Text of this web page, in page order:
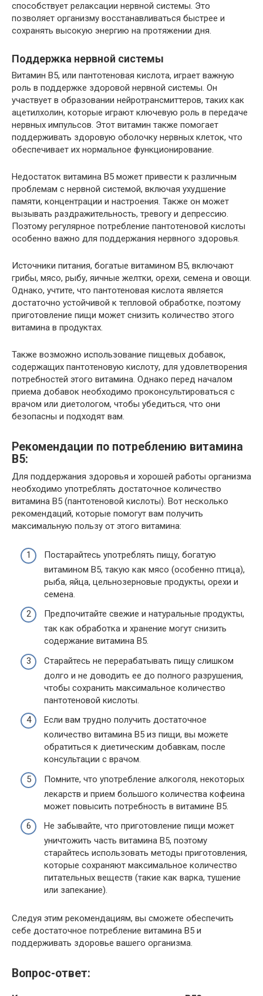
способствует релаксации нервной системы. Это
позволяет организму восстанавливаться быстрее и
сохранять высокую энергию на протяжении дня.
Поддержка нервной системы
Витамин B5, или пантотеновая кислота, играет важную
роль в поддержке здоровой нервной системы. Он
участвует в образовании нейротрансмиттеров, таких как
ацетилхолин, которые играют ключевую роль в передаче
нервных импульсов. Этот витамин также помогает
поддерживать здоровую оболочку нервных клеток, что
обеспечивает их нормальное функционирование.
Недостаток витамина B5 может привести к различным
проблемам с нервной системой, включая ухудшение
памяти, концентрации и настроения. Также он может
вызывать раздражительность, тревогу и депрессию.
Поэтому регулярное потребление пантотеновой кислоты
особенно важно для поддержания нервного здоровья.
Источники питания, богатые витамином B5, включают
грибы, мясо, рыбу, яичные желтки, орехи, семена и овощи.
Однако, учтите, что пантотеновая кислота является
достаточно устойчивой к тепловой обработке, поэтому
приготовление пищи может снизить количество этого
витамина в продуктах.
Также возможно использование пищевых добавок,
содержащих пантотеновую кислоту, для удовлетворения
потребностей этого витамина. Однако перед началом
приема добавок необходимо проконсультироваться с
врачом или диетологом, чтобы убедиться, что они
безопасны и подходят вам.
Рекомендации по потреблению витамина
B5:
Для поддержания здоровья и хорошей работы организма
необходимо употреблять достаточное количество
витамина B5 (пантотеновой кислоты). Вот несколько
рекомендаций, которые помогут вам получить
максимальную пользу от этого витамина:
Постарайтесь употреблять пищу, богатую
витамином B5, такую как мясо (особенно птица),
рыба, яйца, цельнозерновые продукты, орехи и
семена.
Предпочитайте свежие и натуральные продукты,
так как обработка и хранение могут снизить
содержание витамина B5.
Старайтесь не перерабатывать пищу слишком
долго и не доводить ее до полного разрушения,
чтобы сохранить максимальное количество
пантотеновой кислоты.
Если вам трудно получить достаточное
количество витамина B5 из пищи, вы можете
обратиться к диетическим добавкам, после
консультации с врачом.
Помните, что употребление алкоголя, некоторых
лекарств и прием большого количества кофеина
может повысить потребность в витамине B5.
Не забывайте, что приготовление пищи может
уничтожить часть витамина B5, поэтому
старайтесь использовать методы приготовления,
которые сохраняют максимальное количество
питательных веществ (такие как варка, тушение
или запекание).
Следуя этим рекомендациям, вы сможете обеспечить
себе достаточное потребление витамина B5 и
поддерживать здоровье вашего организма.
Вопрос-ответ: